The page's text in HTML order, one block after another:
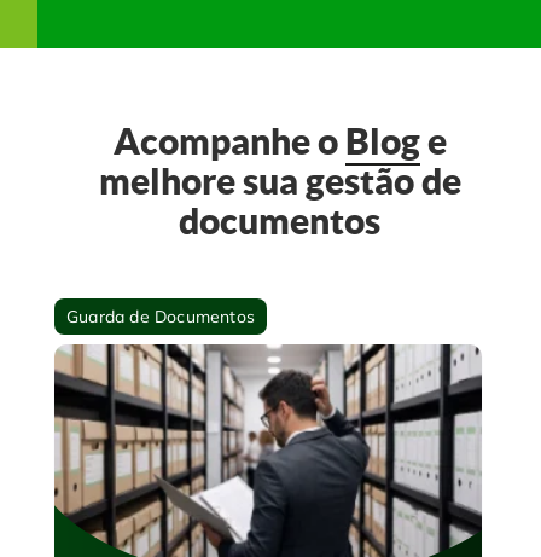
Acompanhe o Bloge
melhore sua gestão de
documentos
Guarda de Documentos